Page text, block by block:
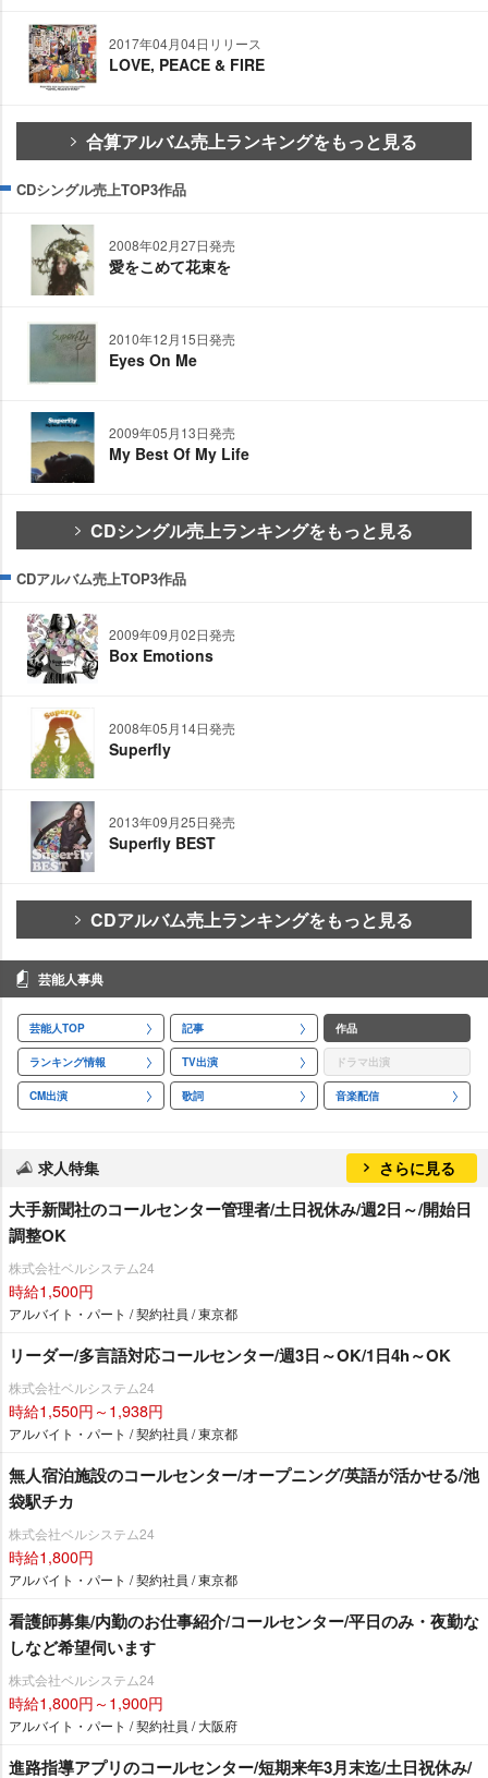
2017年04月04日リリース
LOVE, PEACE & FIRE
合算アルバム売上ランキングをもっと見る
CDシングル売上TOP3作品
2008年02月27日発売
愛をこめて花束を
2010年12月15日発売
Eyes On Me
2009年05月13日発売
My Best Of My Life
CDシングル売上ランキングをもっと見る
CDアルバム売上TOP3作品
2009年09月02日発売
Box Emotions
2008年05月14日発売
Superfly
2013年09月25日発売
Superfly BEST
CDアルバム売上ランキングをもっと見る
芸能人事典
芸能人TOP 記事 作品
ランキング情報 TV出演 ドラマ出演
CM出演 歌詞 音楽配信
求人特集 さらに見る
大手新聞社のコールセンター管理者/土日祝休み/週2日～/開始日
調整OK
株式会社ベルシステム24
時給1,500円
アルバイト・パート / 契約社員 / 東京都
リーダー/多言語対応コールセンター/週3日～OK/1日4h～OK
株式会社ベルシステム24
時給1,550円～1,938円
アルバイト・パート / 契約社員 / 東京都
無人宿泊施設のコールセンター/オープニング/英語が活かせる/池
袋駅チカ
株式会社ベルシステム24
時給1,800円
アルバイト・パート / 契約社員 / 東京都
看護師募集/内勤のお仕事紹介/コールセンター/平日のみ・夜勤な
しなど希望伺います
株式会社ベルシステム24
時給1,800円～1,900円
アルバイト・パート / 契約社員 / 大阪府
進路指導アプリのコールセンター/短期来年3月末迄/土日祝休み/